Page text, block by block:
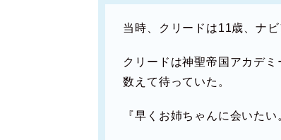
当時、クリードは11歳、ナビ
クリードは神聖帝国アカデ
数えて待っていた。
『早くお姉ちゃんに会いたい